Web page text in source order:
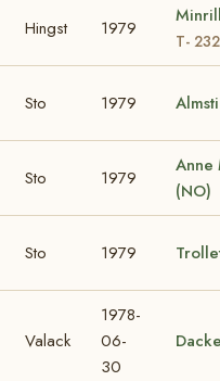
Hingst 1979
T-
Sto 1979
Sto 1979
Anne
(NO)
Sto 1979
Valack
1978-
06-
30